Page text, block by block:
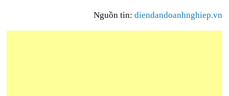
Nguồn tin: diendandoanhnghiep.vn